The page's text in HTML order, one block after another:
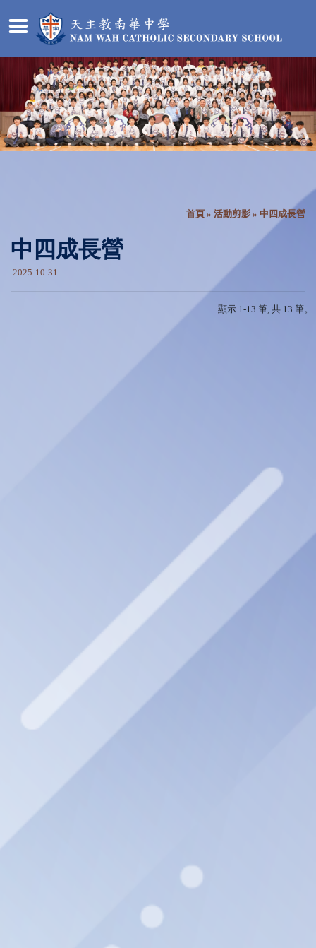
首頁 » 活動剪影 » 中四成長營
中四成長營
2025-10-31
顯示 1-13 筆, 共 13 筆。